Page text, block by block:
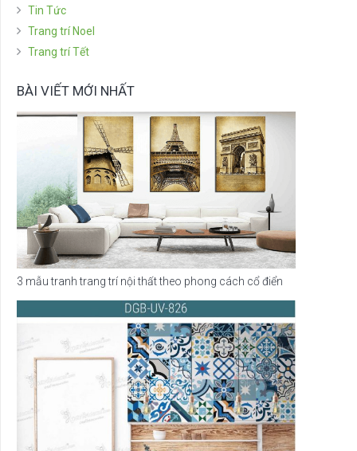
Tin Tức
Trang trí Noel
Trang trí Tết
BÀI VIẾT MỚI NHẤT
3 mẫu tranh trang trí nội thất theo phong cách cổ điển